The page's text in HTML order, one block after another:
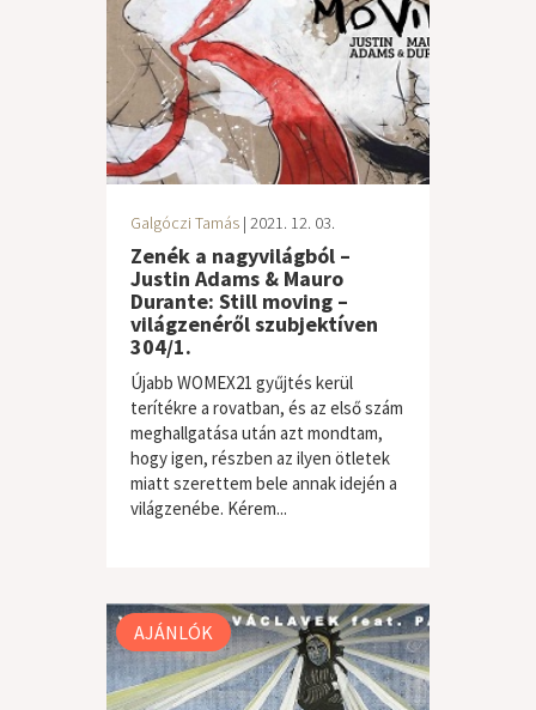
Galgóczi Tamás | 2021. 12. 03.
Zenék a nagyvilágból –
Justin Adams & Mauro
Durante: Still moving –
világzenéről szubjektíven
304/1.
Újabb WOMEX21 gyűjtés kerül
terítékre a rovatban, és az első szám
meghallgatása után azt mondtam,
hogy igen, részben az ilyen ötletek
miatt szerettem bele annak idején a
világzenébe. Kérem...
világzene / folk
AJÁNLÓK